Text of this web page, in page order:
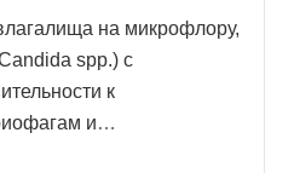
на микрофлору,
spp.) c
к
и